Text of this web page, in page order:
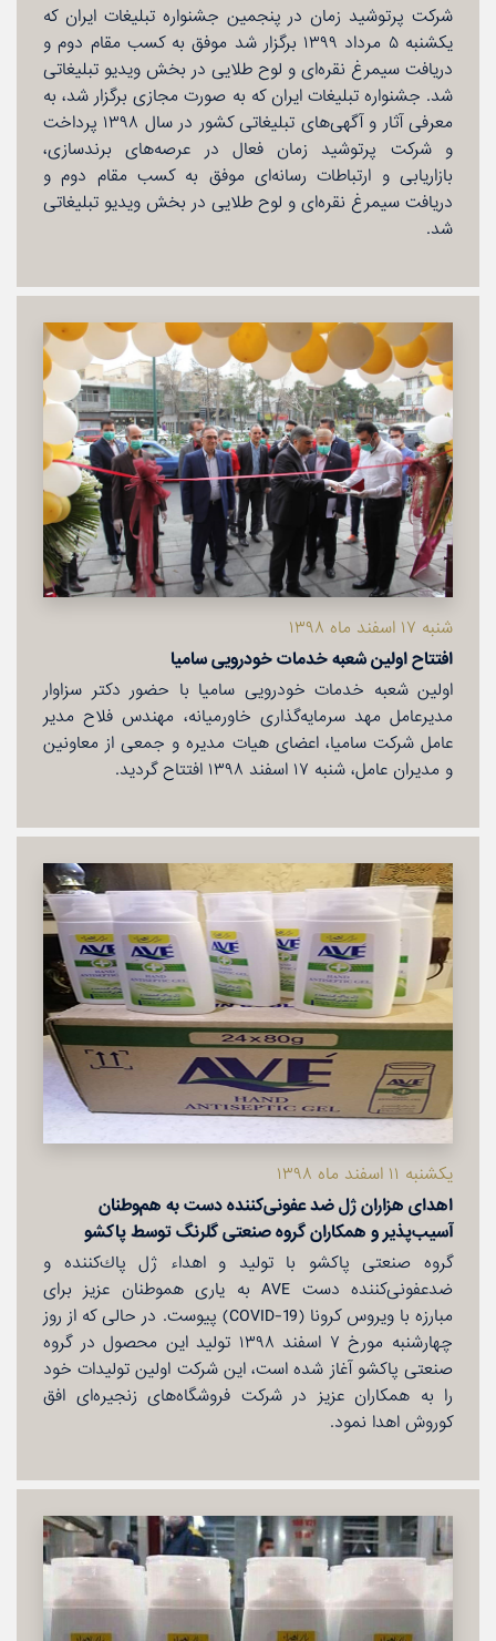
شركت پرتوشید زمان در پنجمین جشنواره تبلیغات ایران كه
یكشنبه ۵ مرداد ۱۳۹۹ برگزار شد موفق به كسب مقام دوم و
دریافت سیمرغ نقره‌ای و لوح طلایی در بخش ویدیو تبلیغاتی
شد. جشنواره تبلیغات ایران كه به صورت مجازی برگزار شد، به
معرفی آثار و آگهی‌های تبلیغاتی كشور در سال ۱۳۹۸ پرداخت
و شركت پرتوشید زمان فعال در عرصه‌های برندسازی،
بازاریابی و ارتباطات رسانه‌ای موفق به كسب مقام دوم و
دریافت سیمرغ نقره‌ای و لوح طلایی در بخش ویدیو تبلیغاتی
شد.
شنبه ۱۷ اسفند ماه ۱۳۹۸
افتتاح اولین شعبه خدمات خودرویی سامیا
اولین شعبه خدمات خودرویی سامیا با حضور دكتر سزاوار
مدیرعامل مهد سرمایه‌گذاری خاورمیانه‌، مهندس فلاح مدیر
عامل شركت سامیا‌، اعضای هیات مدیره و جمعی از معاونین
و مدیران عامل، شنبه ۱۷ اسفند ۱۳۹۸ افتتاح گردید.
یكشنبه ۱۱ اسفند ماه ۱۳۹۸
اهدای هزاران ژل ضد عفونی‌كننده دست به هم‌وطنان
آسیب‌پذیر و همكاران گروه صنعتی گلرنگ توسط پاكشو
گروه صنعتی پاكشو با تولید و اهداء ژل پاك‌كننده و
ضدعفونی‌كننده دست AVE به یاری هموطنان عزیز برای
مبارزه با ویروس كرونا (COVID-19) پیوست. در حالی كه از روز
چهارشنبه مورخ ۷ اسفند ۱۳۹۸ تولید این محصول در گروه
صنعتی پاكشو آغاز شده است، این شركت اولین تولیدات خود
را به همكاران عزیز در شركت فروشگاه‌های زنجیره‌ای افق
كوروش اهدا نمود.